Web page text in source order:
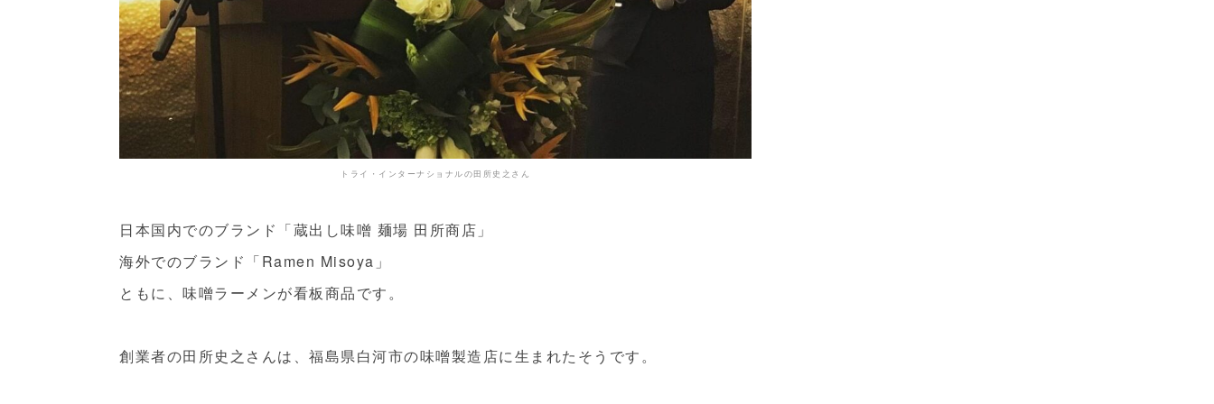
トライ・インターナショナルの田所史之さん
日本国内でのブランド「蔵出し味噌 麺場 田所商店」
海外でのブランド「Ramen Misoya」
ともに、味噌ラーメンが看板商品です。
創業者の田所史之さんは、福島県白河市の味噌製造店に生まれたそうです。